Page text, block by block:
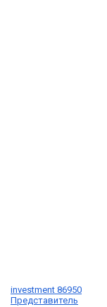
investment 86950
Представитель